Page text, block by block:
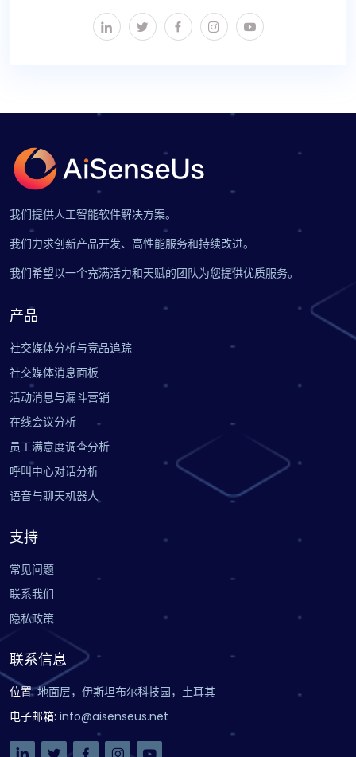
我们提供人工智能软件解决方案。
我们力求创新产品开发、高性能服务和持续改进。
我们希望以一个充满活力和天赋的团队为您提供优质服务。
产品
社交媒体分析与竞品追踪
社交媒体消息面板
活动消息与漏斗营销
在线会议分析
员工满意度调查分析
呼叫中心对话分析
语音与聊天机器人
支持
常见问题
联系我们
隐私政策
联系信息
位置:地面层，伊斯坦布尔科技园，土耳其
电子邮箱: info@aisenseus.net